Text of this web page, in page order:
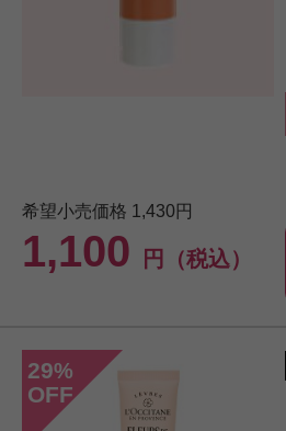
希望小売価格 1,430円
1,100 円（税込）
29%
OFF